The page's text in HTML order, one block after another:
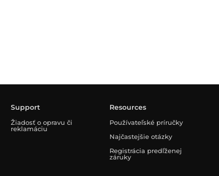
Support
Žiadosť o opravu či
reklamáciu
Resources
Používateľské príručky
Najčastejšie otázky
Registrácia predľženej
záruky